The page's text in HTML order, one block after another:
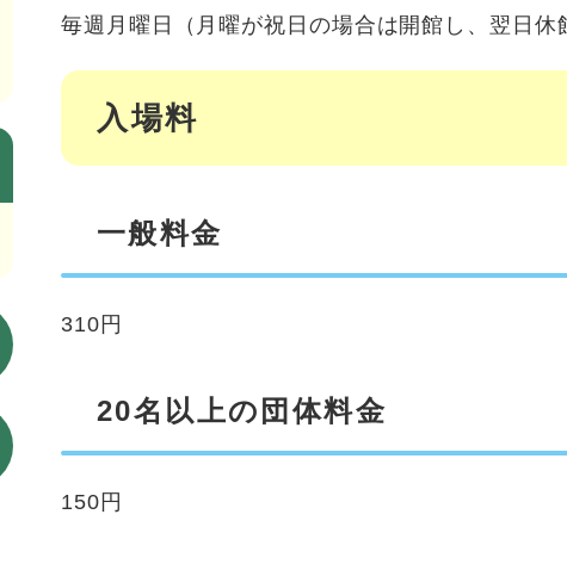
毎週月曜日（月曜が祝日の場合は開館し、翌日休
入場料
一般料金
310円
20名以上の団体料金
150円